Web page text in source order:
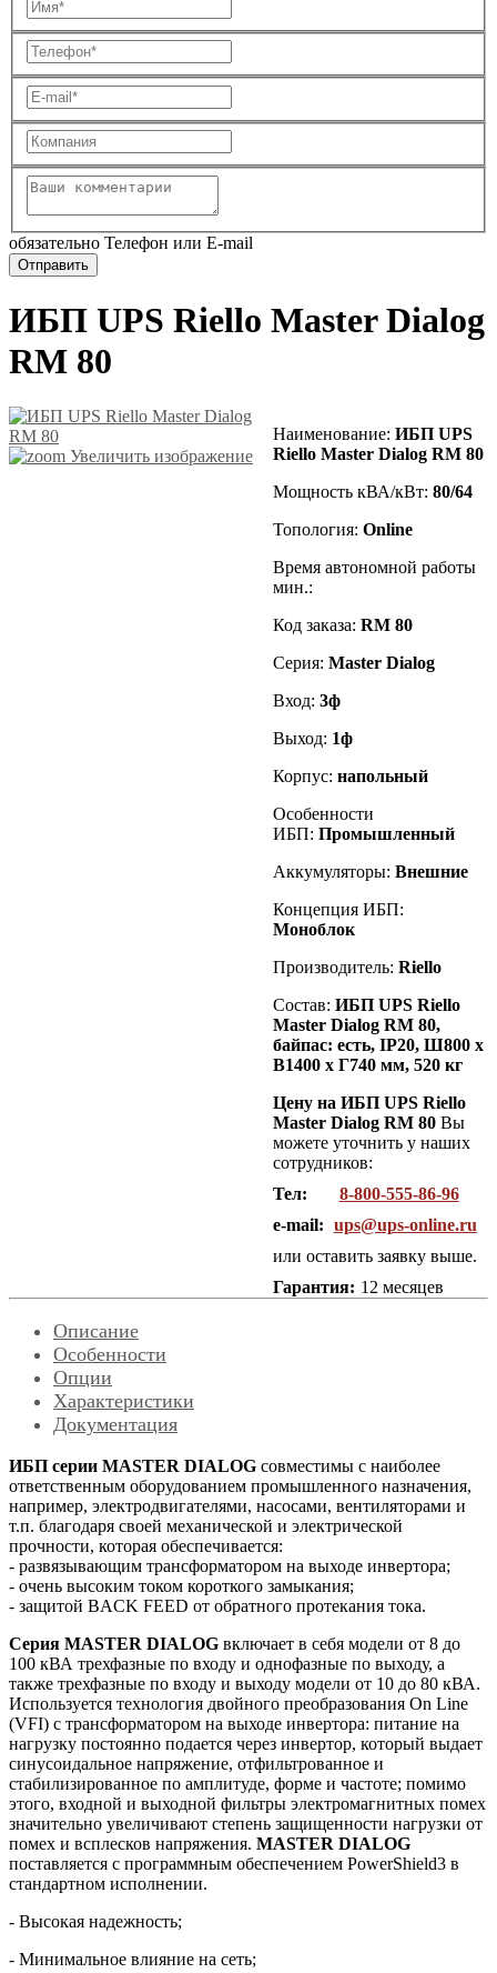
обязательно Телефон или E-mail
ИБП UPS Riello Master Dialog
RM 80
Увеличить изображение
Наименование: ИБП UPS
Riello Master Dialog RM 80
Мощность кВА/кВт: 80/64
Топология: Online
Время автономной работы
мин.:
Код заказа: RM 80
Серия: Master Dialog
Вход: 3ф
Выход: 1ф
Корпус: напольный
Особенности
ИБП: Промышленный
Аккумуляторы: Внешние
Концепция ИБП:
Моноблок
Производитель: Riello
Состав: ИБП UPS Riello
Master Dialog RM 80,
байпас: есть, IP20,Ш800 х
В1400 х Г740 мм, 520 кг
Цену на ИБП UPS Riello
Master Dialog RM 80 Вы
можете уточнить у наших
сотрудников:
Тел:
8-800-555-86-96
e-mail: ups@ups-online.ru
или оставить заявку выше.
Гарантия: 12 месяцев
Описание
Особенности
Опции
Характеристики
Документация
ИБП серии MASTER DIALOG совместимы с наиболее
ответственным оборудованием промышленного назначения,
например, электродвигателями, насосами, вентиляторами и
т.п. благодаря своей механической и электрической
прочности, которая обеспечивается:
- развязывающим трансформатором на выходе инвертора;
- очень высоким током короткого замыкания;
- защитой BACK FEED от обратного протекания тока.
Серия MASTER DIALOG включает в себя модели от 8 до
100 кВА трехфазные по входу и однофазные по выходу, а
также трехфазные по входу и выходу модели от 10 до 80 кВА.
Используется технология двойного преобразования On Line
(VFI) с трансформатором на выходе инвертора: питание на
нагрузку постоянно подается через инвертор, который выдает
синусоидальное напряжение, отфильтрованное и
стабилизированное по амплитуде, форме и частоте; помимо
этого, входной и выходной фильтры электромагнитных помех
значительно увеличивают степень защищенности нагрузки от
помех и всплесков напряжения. MASTER DIALOG
поставляется с программным обеспечением PowerShield3 в
стандартном исполнении.
- Высокая надежность;
- Минимальное влияние на сеть;